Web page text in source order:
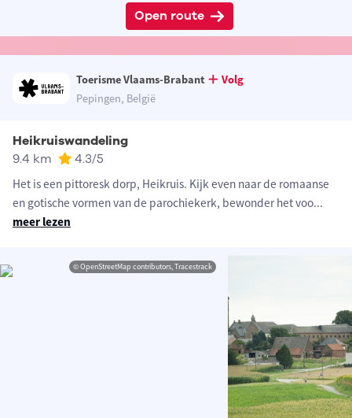
Open route
Toerisme Vlaams-Brabant
Volg
Pepingen, België
Heikruiswandeling
9.4 km 4.3/5
Het is een pittoresk dorp, Heikruis. Kijk even naar de romaanse
en gotische vormen van de parochiekerk, bewonder het voo...
meer lezen
© OpenStreetMap contributors, Tracestrack